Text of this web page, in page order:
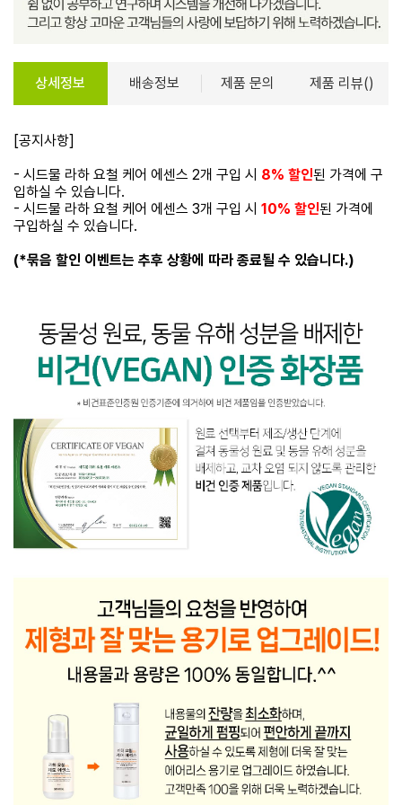
상세정보 배송정보 제품 문의 제품 리뷰()
[공지사항]
- 시드물 라하 요철 케어 에센스 2개 구입 시 8% 할인된 가격에 구
입하실 수 있습니다.
- 시드물 라하 요철 케어 에센스 3개 구입 시 10% 할인된 가격에
구입하실 수 있습니다.
(*묶음 할인 이벤트는 추후 상황에 따라 종료될 수 있습니다.)